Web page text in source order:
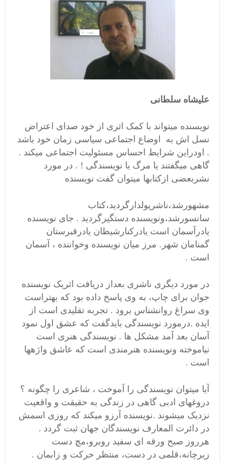
علیشاه سلطانی
نویسنده میتواند با کمک اثری از خود صدای اعتراض
نسل اش به اوضاع اجتماعی سیاسی زمان خود باشد
. اودراین شرایط احساس مسئولیت اجتماعی میکند .
گاهی میگفتند یا مرگ یا نویسندگی ! . در مورد
نشربعضی ازکتابها میتوان گفت نویسنده
مشهورشد،ناشرپولدارگردید،کتاب
سانسورشد،ونویسنده دستگیرگردید . جای نویسنده
یادرآسمان است یادرکنارشیطان یادرقبرستان
گمنامان شهر. مرز میان نویسنده وخواننده ، آسمان
است .
در مورد دیگری ناشری بعداز دریافت اثریک نویسنده
جوان برای چاپ، به وی پاسخ داده بود که بهتراست
وی سراغ روانشناس برود . تجربه تقلیدی است از
ایده .درمورد نویسندگی بایدگفت که عشق اول نمود
آسان بعد آمد مشکل ها . نویسندگی هنری است
نیاموخته ونویسنده هنرمندی است که عاشق واژهها
است .
آیا میتوان نویسندگی را آموخت ، شاعری را چگونه ؟
دروغهای ادبی گاهی در زندگی به حقیقت و واقعیت
نزدیک میشوند .نویسنده آرزو میکند که روزی اسمش
در دائرت المعارف نویسندگان جهان ثبت گردد .
هرروز صبح ورقه ای سفید روبرو،مچ دست
زیرچانه،قلمی در دست، منتظر حرکت و زابمان .